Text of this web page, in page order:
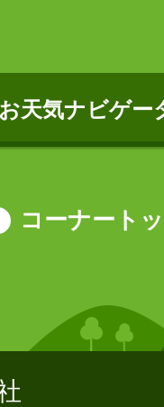
お天気ナビゲー
コーナート